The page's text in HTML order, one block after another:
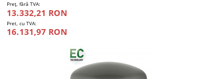
Preţ, fără TVA:
13.332,21 RON
Pret, cu TVA:
16.131,97 RON